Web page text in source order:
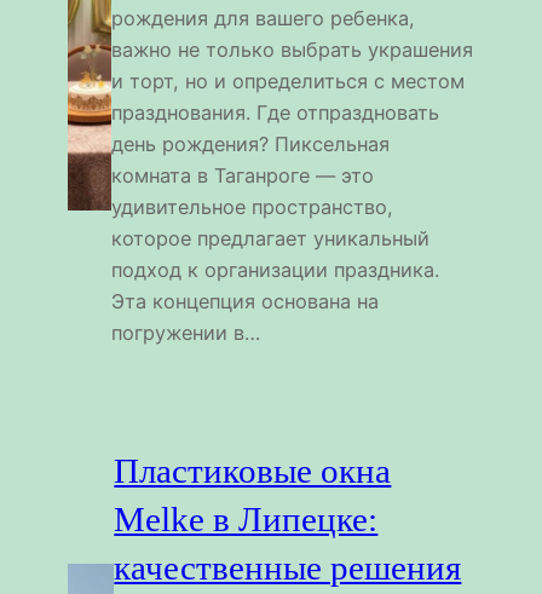
рождения для вашего ребенка,
важно не только выбрать украшения
и торт, но и определиться с местом
празднования. Где отпраздновать
день рождения? Пиксельная
комната в Таганроге — это
удивительное пространство,
которое предлагает уникальный
подход к организации праздника.
Эта концепция основана на
погружении в…
Пластиковые окна
Melke в Липецке:
качественные решения